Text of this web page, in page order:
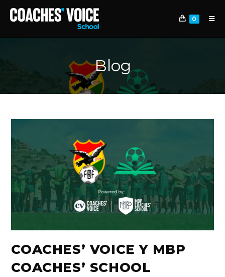
0
Blog
COACHES’ VOICE Y MBP
COACHES’ SCHOOL